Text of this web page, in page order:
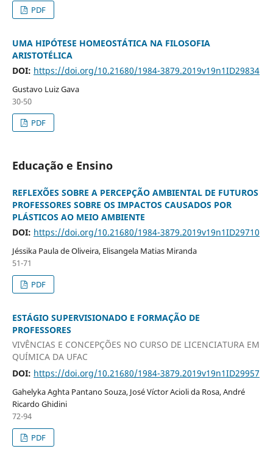
PDF
UMA HIPÓTESE HOMEOSTÁTICA NA FILOSOFIA
ARISTOTÉLICA
DOI: https://doi.org/10.21680/1984-3879.2019v19n1ID29834
Gustavo Luiz Gava
30-50
PDF
Educação e Ensino
REFLEXÕES SOBRE A PERCEPÇÃO AMBIENTAL DE FUTUROS
PROFESSORES SOBRE OS IMPACTOS CAUSADOS POR
PLÁSTICOS AO MEIO AMBIENTE
DOI: https://doi.org/10.21680/1984-3879.2019v19n1ID29710
Jéssika Paula de Oliveira, Elisangela Matias Miranda
51-71
PDF
ESTÁGIO SUPERVISIONADO E FORMAÇÃO DE
PROFESSORES
VIVÊNCIAS E CONCEPÇÕES NO CURSO DE LICENCIATURA EM
QUÍMICA DA UFAC
DOI: https://doi.org/10.21680/1984-3879.2019v19n1ID29957
Gahelyka Aghta Pantano Souza, José Víctor Acioli da Rosa, André
Ricardo Ghidini
72-94
PDF